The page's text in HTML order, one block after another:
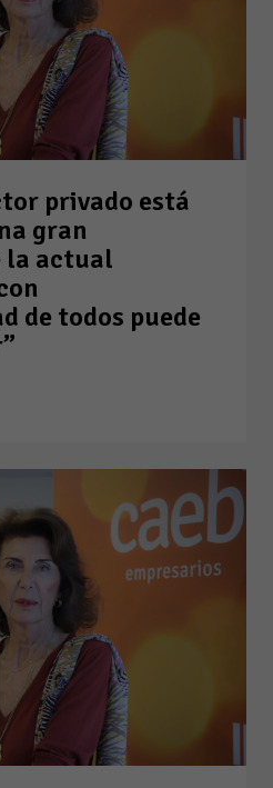
privado está
gran
actual
de todos puede